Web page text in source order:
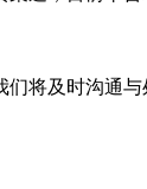
将及时沟通